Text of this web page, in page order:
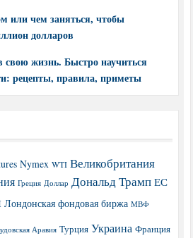
или чем заняться, чтобы
долларов
свою жизнь. Быстро научиться
рецепты, правила, приметы
Nymex WTI Великобритания
Греция Доллар Дональд Трамп ЕС
Лондонская фондовая биржа МВФ
Аравия Турция Украина Франция